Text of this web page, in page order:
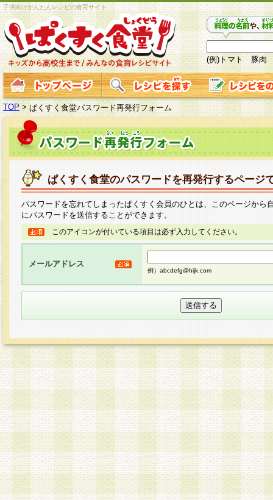
子供向けかんたんレシピの食育サイト
(例)トマト 豚肉
TOP > ぱくすく食堂パスワード再発行フォーム
ぱくすく食堂のパスワードを再発行するページ
パスワードを忘れてしまったぱくすく会員のひとは、このページから
にパスワードを送信することができます。
このアイコンが付いている項目は必ず入力してください。
メールアドレス
例）abcdefg@hijk.com